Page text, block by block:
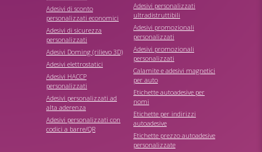
Adesivi di sconto
personalizzati economici
Adesivi di sicurezza
personalizzati
Adesivi Doming (rilievo 3D)
Adesivi elettrostatici
Adesivi HACCP
personalizzati
Adesivi personalizzati ad
alta aderenza
Adesivi personalizzati con
codici a barre/QR
Adesivi personalizzati
ultradistruttibili
Adesivi promozionali
personalizzati
Adesivi promozionali
personalizzati
Calamite e adesivi magnetici
per auto
Etichette autoadesive per
nomi
Etichette per indirizzi
autoadesive
Etichette prezzo autoadesive
personalizzate